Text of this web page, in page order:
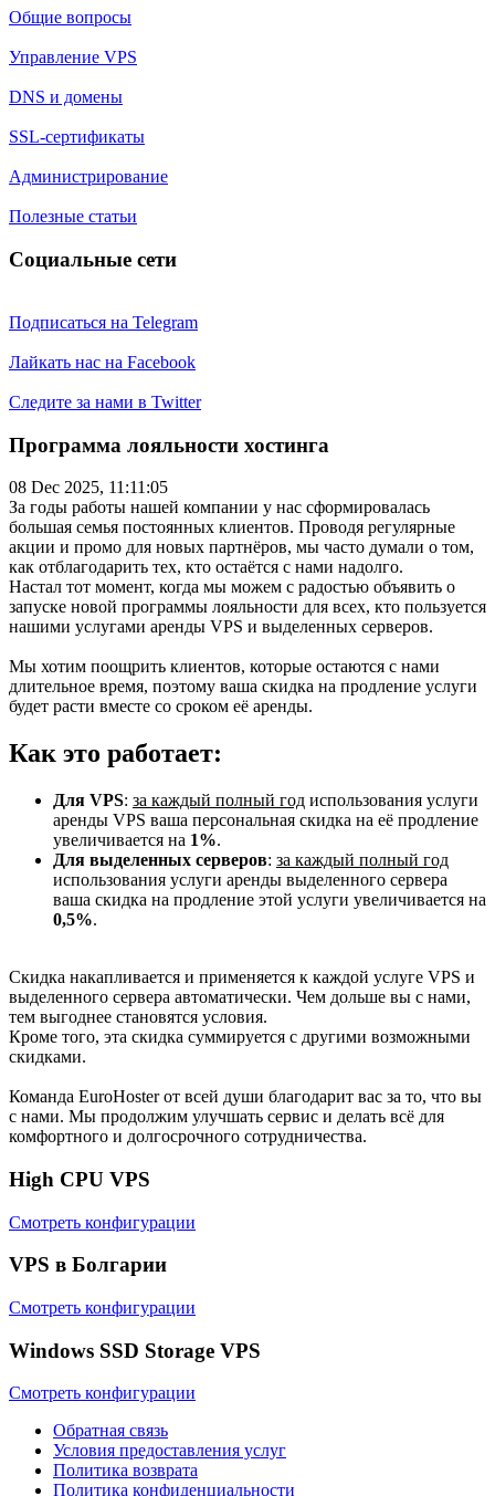
Общие вопросы
Управление VPS
DNS и домены
SSL-сертификаты
Администрирование
Полезные статьи
Социальные сети
Подписаться на Telegram
Лайкать нас на Facebook
Следите за нами в Twitter
Программа лояльности хостинга
08 Dec 2025, 11:11:05
За годы работы нашей компании у нас сформировалась
большая семья постоянных клиентов. Проводя регулярные
акции и промо для новых партнёров, мы часто думали о том,
как отблагодарить тех, кто остаётся с нами надолго.
Настал тот момент, когда мы можем с радостью объявить о
запуске новой программы лояльности для всех, кто пользуется
нашими услугами аренды VPS и выделенных серверов.
Мы хотим поощрить клиентов, которые остаются с нами
длительное время, поэтому ваша скидка на продление услуги
будет расти вместе со сроком её аренды.
Как это работает:
Для VPS: за каждый полный год использования услуги
аренды VPS ваша персональная скидка на её продление
увеличивается на 1%.
Для выделенных серверов: за каждый полный год
использования услуги аренды выделенного сервера
ваша скидка на продление этой услуги увеличивается на
0,5%.
Скидка накапливается и применяется к каждой услуге VPS и
выделенного сервера автоматически. Чем дольше вы с нами,
тем выгоднее становятся условия.
Кроме того, эта скидка суммируется с другими возможными
скидками.
Команда EuroHoster от всей души благодарит вас за то, что вы
с нами. Мы продолжим улучшать сервис и делать всё для
комфортного и долгосрочного сотрудничества.
High CPU VPS
Смотреть конфигурации
VPS в Болгарии
Смотреть конфигурации
Windows SSD Storage VPS
Смотреть конфигурации
Обратная связь
Условия предоставления услуг
Политика возврата
Политика конфиденциальности